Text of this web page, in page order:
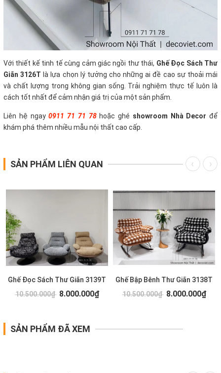
Với thiết kế tinh tế cùng cảm giác ngồi thư thái, Ghế Đọc Sách Thư
Giãn 3126T là lựa chọn lý tưởng cho những ai đề cao sự thoải mái
và chất lượng trong không gian sống. Trải nghiệm thực tế luôn là
cách tốt nhất để cảm nhận giá trị của một sản phẩm.
Liên hệ ngay0911 71 71 78hoặc ghé showroom Nhà Decor để
khám phá thêm nhiều mẫu nội thất cao cấp.
SẢN PHẨM LIÊN QUAN
Ghế Đọc Sách Thư Giãn 3139T
10.500.000₫ 8.000.000₫
Ghế Bập Bênh Thư Giãn 3138T
10.500.000₫ 8.000.000₫
SẢN PHẨM ĐÃ XEM